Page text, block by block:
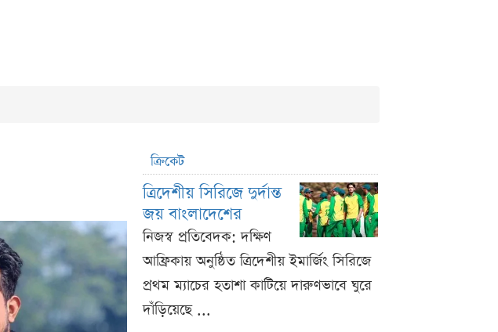
ক্রিকেট
ত্রিদেশীয় সিরিজে দুর্দান্ত
জয় বাংলাদেশের
নিজস্ব প্রতিবেদক: দক্ষিণ
আফ্রিকায় অনুষ্ঠিত ত্রিদেশীয় ইমার্জিং সিরিজে
প্রথম ম্যাচের হতাশা কাটিয়ে দারুণভাবে ঘুরে
দাঁড়িয়েছে ...